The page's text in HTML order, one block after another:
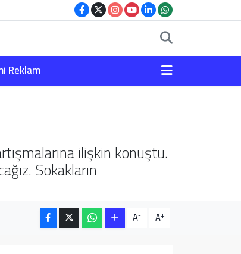
Reklam
ilişkin konuştu.
Sokakların
A- A+